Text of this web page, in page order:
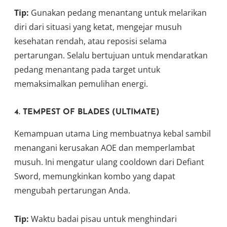
Tip: Gunakan pedang menantang untuk melarikan
diri dari situasi yang ketat, mengejar musuh
kesehatan rendah, atau reposisi selama
pertarungan. Selalu bertujuan untuk mendaratkan
pedang menantang pada target untuk
memaksimalkan pemulihan energi.
4. TEMPEST OF BLADES (ULTIMATE)
Kemampuan utama Ling membuatnya kebal sambil
menangani kerusakan AOE dan memperlambat
musuh. Ini mengatur ulang cooldown dari Defiant
Sword, memungkinkan kombo yang dapat
mengubah pertarungan Anda.
Tip: Waktu badai pisau untuk menghindari